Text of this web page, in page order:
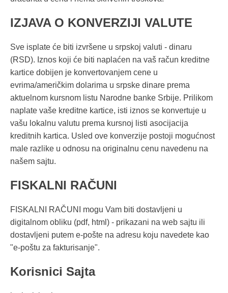
IZJAVA O KONVERZIJI VALUTE
Sve isplate će biti izvršene u srpskoj valuti - dinaru
(RSD). Iznos koji će biti naplaćen na vaš račun kreditne
kartice dobijen je konvertovanjem cene u
evrima/američkim dolarima u srpske dinare prema
aktuelnom kursnom listu Narodne banke Srbije. Prilikom
naplate vaše kreditne kartice, isti iznos se konvertuje u
vašu lokalnu valutu prema kursnoj listi asocijacija
kreditnih kartica. Usled ove konverzije postoji mogućnost
male razlike u odnosu na originalnu cenu navedenu na
našem sajtu.
FISKALNI RAČUNI
FISKALNI RAČUNI mogu Vam biti dostavljeni u
digitalnom obliku (pdf, html) - prikazani na web sajtu ili
dostavljeni putem e-pošte na adresu koju navedete kao
"e-poštu za fakturisanje".
Korisnici Sajta